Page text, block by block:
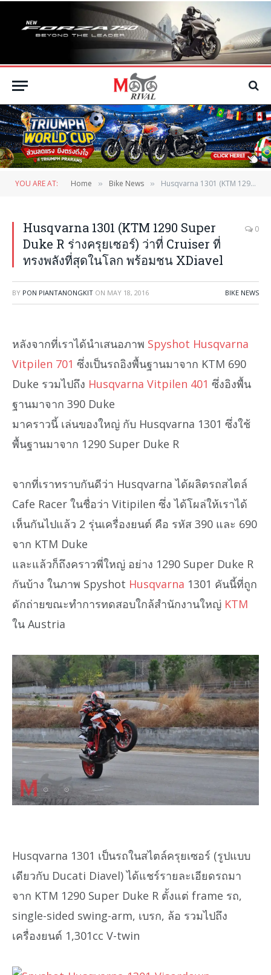
YOU ARE AT: Home » Bike News » Husqvarna 1301 (KTM 1290 Super Duke R ร่างครุยเซอร์) ว่าที่ Cruiser ที่ทรงพลังที่สุดในโลก พร้อมชน XDiavel
Husqvarna 1301 (KTM 1290 Super
Duke R ร่างครุยเซอร์) ว่าที่ Cruiser ที่
ทรงพลังที่สุดในโลก พร้อมชน XDiavel
0
BY PON PIANTANONGKIT ON MAY 18, 2016 BIKE NEWS
หลังจากที่เราได้นำเสนอภาพ Spyshot Husqvarna
Vitpilen 701 ซึ่งเป็นรถอิงพื้นฐานมาจาก KTM 690
Duke รวมไปถึง Husqvarna Vitpilen 401 ซึ่งอิงพื้น
ฐานมาจาก 390 Duke
มาคราวนี้ เล่นของใหญ่ กับ Husqvarna 1301 ซึ่งใช้
พื้นฐานมาจาก 1290 Super Duke R
จากที่เราทราบกันดีว่า Husqvarna ได้ผลิตรถสไตล์
Cafe Racer ในชื่อว่า Vitipilen ซึ่ง ได้โผล่ให้เราได้
เห็นกันไปแล้ว 2 รุ่นเครื่องยนต์ คือ รหัส 390 และ 690
จาก KTM Duke
และแล้วก็ถึงคราวพี่ใหญ่ อย่าง 1290 Super Duke R
กันบ้าง ในภาพ Spyshot Husqvarna 1301 คันนี้ที่ถูก
ดักถ่ายขณะทำการทดสอบใกล้สำนักงานใหญ่ KTM
ใน Austria
Husqvarna 1301 เป็นรถในสไตล์ครุยเซอร์ (รูปแบบ
เดียวกับ Ducati Diavel) ได้แชร์รายละเอียดรถมา
จาก KTM 1290 Super Duke R ตั้งแต่ frame รถ,
single-sided swing-arm, เบรก, ล้อ รวมไปถึง
เครื่องยนต์ 1,301cc V-twin